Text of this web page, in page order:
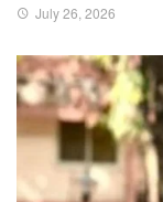
July 26, 2026